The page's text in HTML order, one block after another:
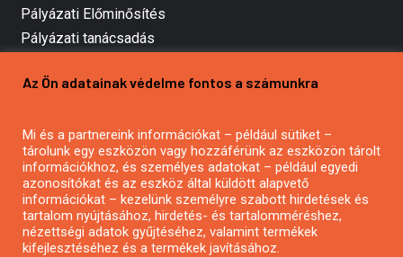
Pályázati Előminősítés
Pályázati tanácsadás
Mezőgazdasági pályázatírás
Pályázatírás civil szervezeteknek
Pályázatírás önkormányzatoknak
Pályázatfigyelés
Specifikus pályázatfigyelés vagy hírlevél
Az Ön adatainak védelme fontos a számunkra
Mi és a partnereink információkat – például sütiket –
tárolunk egy eszközön vagy hozzáférünk az eszközön tárolt
információkhoz, és személyes adatokat – például egyedi
azonosítókat és az eszköz által küldött alapvető
információkat – kezelünk személyre szabott hirdetések és
tartalom nyújtásához, hirdetés- és tartalomméréshez,
nézettségi adatok gyűjtéséhez, valamint termékek
kifejlesztéséhez és a termékek javításához.